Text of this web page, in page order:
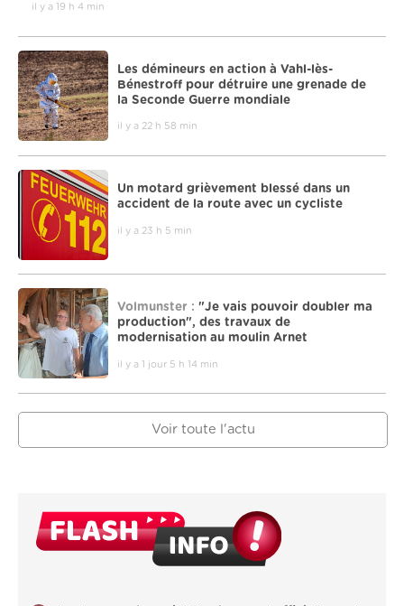
il y a 19 h 4 min
Les démineurs en action à Vahl-lès-
Bénestroff pour détruire une grenade de
la Seconde Guerre mondiale
il y a 22 h 58 min
Un motard grièvement blessé dans un
accident de la route avec un cycliste
il y a 23 h 5 min
Volmunster : "Je vais pouvoir doubler ma
production", des travaux de
modernisation au moulin Arnet
il y a 1 jour 5 h 14 min
Voir toute l'actu